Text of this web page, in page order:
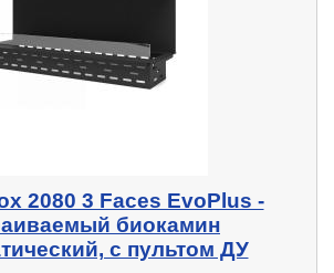
2080 3 Faces EvoPlus -
биокамин
с пультом ДУ